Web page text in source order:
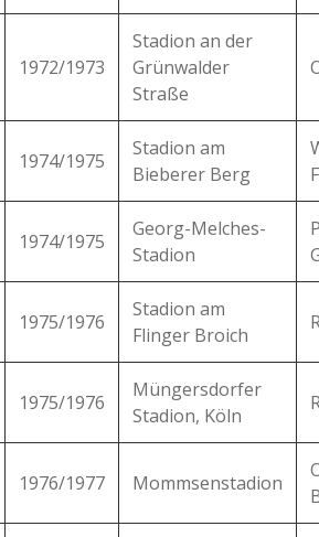
1972/1973
Stadion an der
Grünwalder
Straße
1974/1975
Stadion am
Bieberer Berg
1974/1975
Georg-Melches-
Stadion
1975/1976
Stadion am
Flinger Broich
1975/1976
Müngersdorfer
Stadion, Köln
1976/1977 Mommsenstadion